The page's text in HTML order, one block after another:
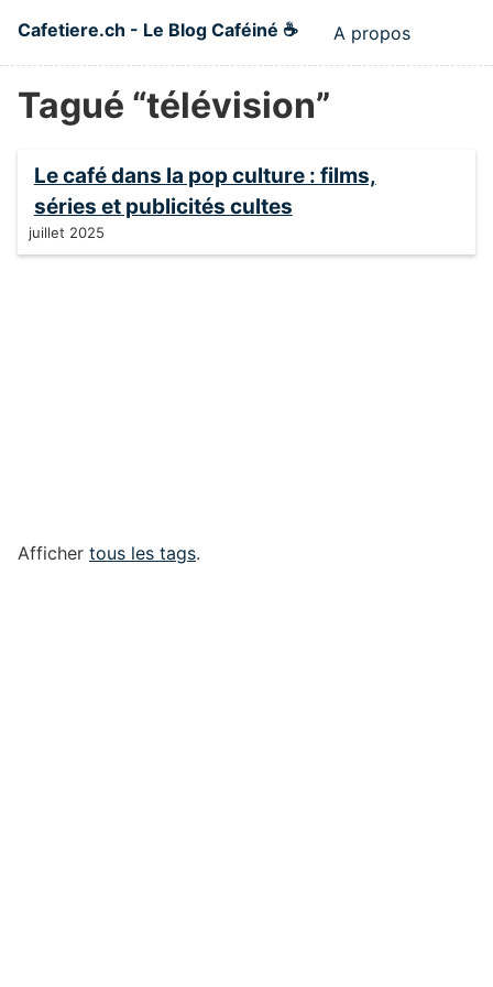
Cafetiere.ch - Le Blog Caféiné ☕
Top level
A propos
Tagué “télévision”
Le café dans la pop culture : films,
séries et publicités cultes
juillet 2025
Afficher tous les tags.